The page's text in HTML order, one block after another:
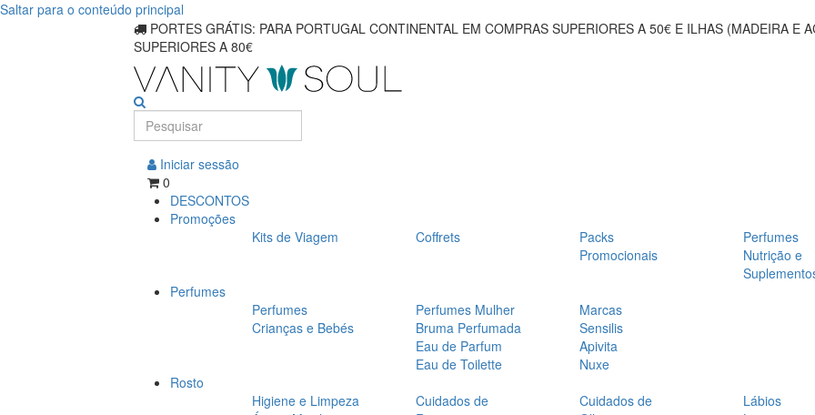
Saltar para o conteúdo principal
PORTES GRÁTIS: PARA PORTUGAL CONTINENTAL EM COMPRAS SUPERIORES A 50€ E ILHAS (MADEIRA E
SUPERIORES A 80€
Iniciar sessão
0
DESCONTOS
Promoções
Kits de Viagem
Coffrets
Packs
Promocionais
Perfumes
Nutrição e
Perfumes
Perfumes
Crianças e Bebés
Perfumes Mulher
Bruma Perfumada
Eau de Parfum
Eau de Toilette
Marcas
Sensilis
Apivita
Nuxe
Rosto
Higiene e Limpeza
Cuidados de
Cuidados de
Lábios